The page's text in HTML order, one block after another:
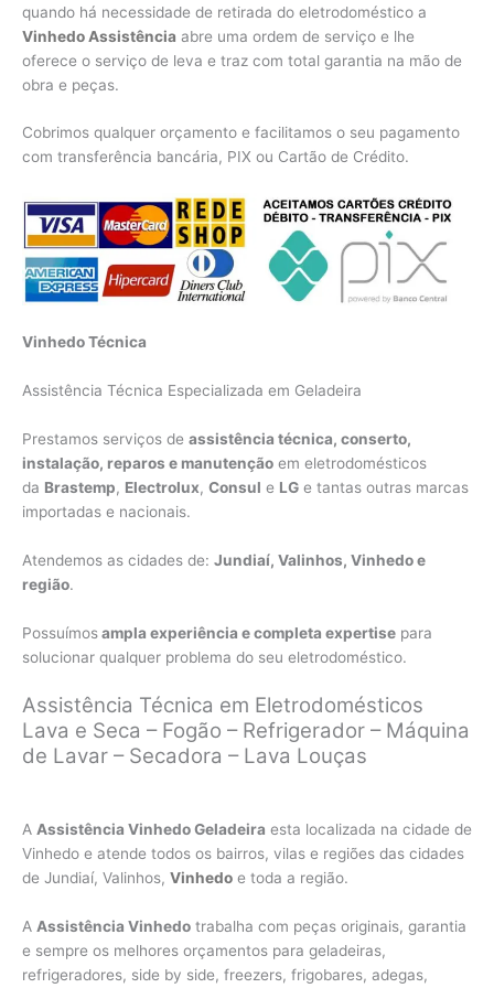
quando há necessidade de retirada do eletrodoméstico a
Vinhedo Assistência abre uma ordem de serviço e lhe
oferece o serviço de leva e traz com total garantia na mão de
obra e peças.
Cobrimos qualquer orçamento e facilitamos o seu pagamento
com transferência bancária, PIX ou Cartão de Crédito.
Vinhedo Técnica
Assistência Técnica Especializada em Geladeira
Prestamos serviços de assistência técnica, conserto,
instalação, reparos e manutenção em eletrodomésticos
da Brastemp, Electrolux, Consul e LG e tantas outras marcas
importadas e nacionais.
Atendemos as cidades de: Jundiaí, Valinhos, Vinhedo e
região.
Possuímosampla experiência e completa expertise para
solucionar qualquer problema do seu eletrodoméstico.
Assistência Técnica em Eletrodomésticos
Lava e Seca – Fogão – Refrigerador – Máquina
de Lavar – Secadora – Lava Louças
A Assistência Vinhedo Geladeira esta localizada na cidade de
Vinhedo e atende todos os bairros, vilas e regiões das cidades
de Jundiaí, Valinhos, Vinhedo e toda a região.
A Assistência Vinhedo trabalha com peças originais, garantia
e sempre os melhores orçamentos para geladeiras,
refrigeradores, side by side, freezers, frigobares, adegas,